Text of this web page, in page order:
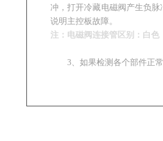
冲，打开冷藏电磁阀产生负
说明主控板故障。
注：电磁阀连接管区别：白
3、如果检测各个部件正